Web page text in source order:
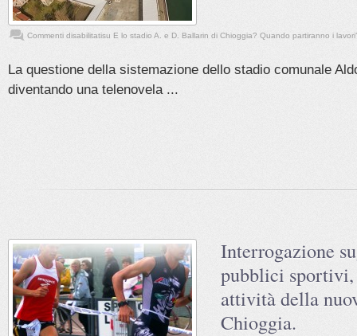
Commenti disabilitatisu E lo stadio A. e D. Ballarin di Chioggia? Quando partiranno i
La questione della sistemazione dello stadio comunale
diventando una telenovela ...
Interrogazione
pubblici sportivi,
attività della
Chioggia.